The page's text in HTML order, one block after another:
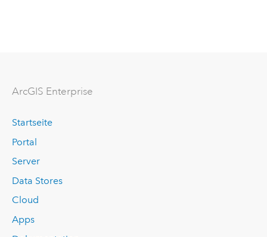
ArcGIS Enterprise
Startseite
Portal
Server
Data Stores
Cloud
Apps